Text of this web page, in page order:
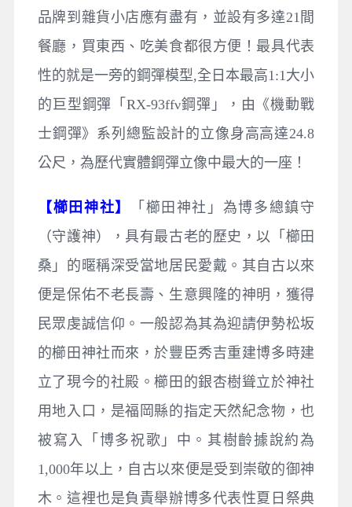
品牌到雜貨小店應有盡有，並設有多達21間
餐廳，買東西、吃美食都很方便！最具代表
性的就是一旁的鋼彈模型,全日本最高1:1大小
的巨型鋼彈「RX-93ffν鋼彈」，由《機動戰
士鋼彈》系列總監設計的立像身高高達24.8
公尺，為歷代實體鋼彈立像中最大的一座！
【櫛田神社】
「櫛田神社」為博多總鎮守
（守護神），具有最古老的歷史，以「櫛田
桑」的暱稱深受當地居民愛戴。其自古以來
便是保佑不老長壽、生意興隆的神明，獲得
民眾虔誠信仰。一般認為其為迎請伊勢松坂
的櫛田神社而來，於豐臣秀吉重建博多時建
立了現今的社殿。櫛田的銀杏樹聳立於神社
用地入口，是福岡縣的指定天然紀念物，也
被寫入「博多祝歌」中。其樹齡據說約為
1,000年以上，自古以來便是受到崇敬的御神
木。這裡也是負責舉辦博多代表性夏日祭典